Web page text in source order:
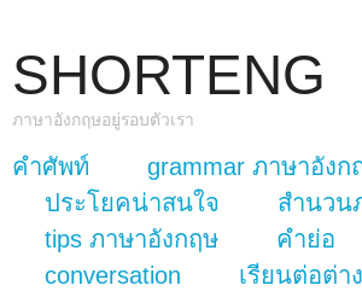
SHORTENG
ภาษาอังกฤษอยู่รอบตัวเรา
Main Menu
skip to content
คำศัพท์
grammar ภาษาอังก
ประโยคน่าสนใจ
สำนวน
tips ภาษาอังกฤษ
คำย่อ
conversation
เรียนต่อต่า